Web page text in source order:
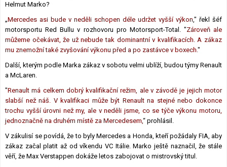
Helmut Marko?
„Mercedes asi bude v neděli schopen déle udržet vyšší výkon," řekl šéf
motorsportu Red Bullu v rozhovoru pro Motorsport-Total. "Zároveň ale
můžeme očekávat, že už nebude tak dominantní v kvalifikacích. A zákaz
mu znemožní také zvyšování výkonu před a po zastávce v boxech."
Další, kterým podle Marka zákaz v sobotu velmi ublíží, budou týmy Renault
a McLaren.
"Renault má celkem dobrý kvalifikační režim, ale v závodě je jejich motor
slabší než náš. V kvalifikaci může být Renault na stejné nebo dokonce
trochu vyšší úrovni než my, ale v neděli jsme, co se týče výkonu motoru,
jednoznačně na druhém místě za Mercedesem,“ prohlásil.
V zákulisí se povídá, že to byly Mercedes a Honda, kteří požádaly FIA, aby
zákaz začal platit až od víkendu VC Itálie. Marko ještě naznačil, že stále
věří, že Max Verstappen dokáže letos zabojovat o mistrovský titul.